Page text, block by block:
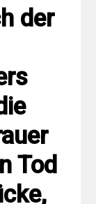
der
Tod